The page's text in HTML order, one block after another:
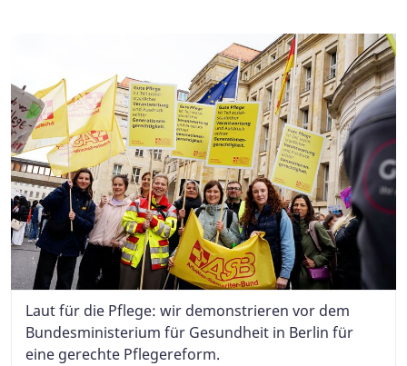
Laut für die Pflege: wir demonstrieren vor dem
Bundesministerium für Gesundheit in Berlin für
eine gerechte Pflegereform.